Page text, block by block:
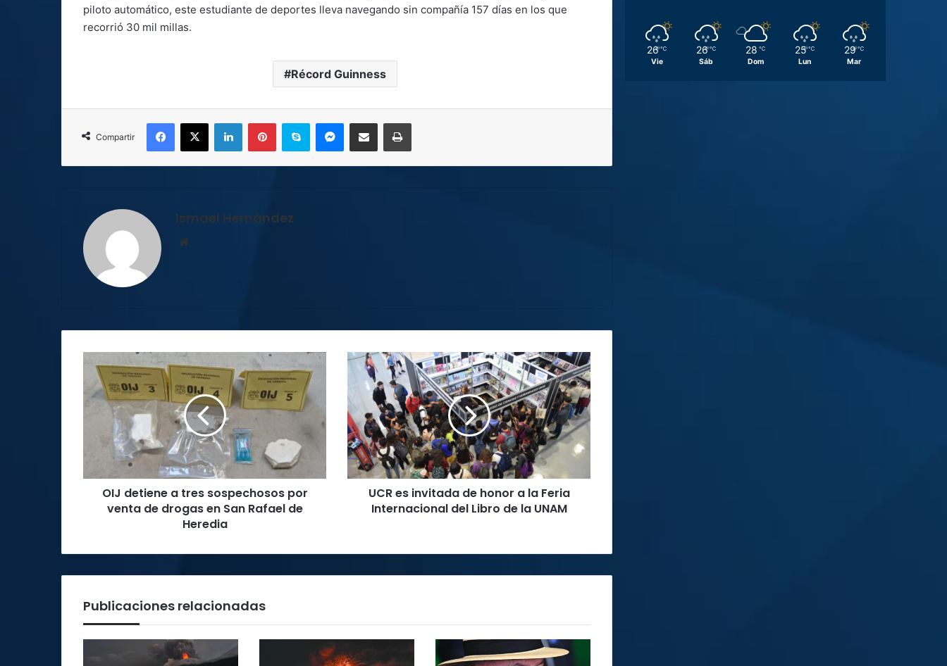
piloto automático, este estudiante de deportes lleva navegando sin compañía 157 días en los que
recorrió 30 mil millas.
Récord Guinness
Compartir
Facebook
X LinkedInPinterestSkype MessengerCompartir por correo electrónicoImprimir
Ismael Hernández
detiene
sospechosos
venta
drogas
Heredia
OIJ detiene a tres sospechosos por
venta de drogas en San Rafael de
Heredia
UCR
invitada
de
honor
a
la
Feria
Internacional
UNAM
UCR es invitada de honor a la Feria
Internacional del Libro de la UNAM
Publicaciones relacionadas
26 ℃
Vie
26 ℃
Sáb
28 ℃
Dom
25 ℃
Lun
29 ℃
Mar